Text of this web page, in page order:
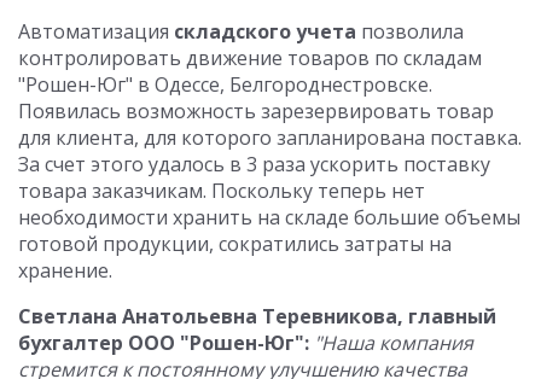
Автоматизация складского учета позволила
контролировать движение товаров по складам
"Рошен-Юг" в Одессе, Белгороднестровске.
Появилась возможность зарезервировать товар
для клиента, для которого запланирована поставка.
За счет этого удалось в 3 раза ускорить поставку
товара заказчикам. Поскольку теперь нет
необходимости хранить на складе большие объемы
готовой продукции, сократились затраты на
хранение.
Светлана Анатольевна Теревникова, главный
бухгалтер ООО "Рошен-Юг": "Наша компания
стремится к постоянному улучшению качества